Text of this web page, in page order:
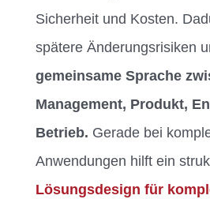
Sicherheit und Kosten.
spätere Änderungsrisiken
gemeinsame Sprache
Management, Produkt,
Betrieb. Gerade bei
Anwendungen hilft ein
Lösungsdesign für